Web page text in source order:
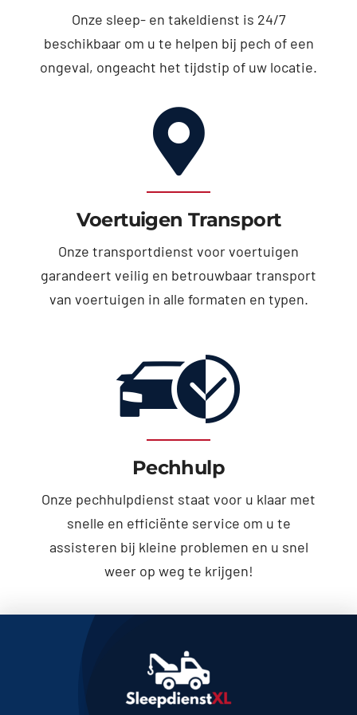
Onze sleep- en takeldienst is 24/7
beschikbaar om u te helpen bij pech of een
ongeval, ongeacht het tijdstip of uw locatie.
Voertuigen Transport
Onze transportdienst voor voertuigen
garandeert veilig en betrouwbaar transport
van voertuigen in alle formaten en typen.
Pechhulp
Onze pechhulpdienst staat voor u klaar met
snelle en efficiënte service om u te
assisteren bij kleine problemen en u snel
weer op weg te krijgen!